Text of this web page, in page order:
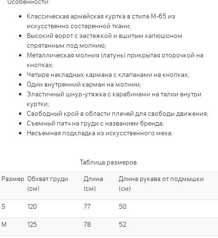
Классическая армейская куртка в стиле М-65 из
искусственно состаренной ткани;
Высокий ворот с застежкой и вшитым капюшоном
спрятанным под молнию;
Металлическая молния (латунь) прикрытая оторочкой на
кнопках;
Четыре накладных кармана с клапанами на кнопках;
Один внутренний карман на молнии;
Эластичный шнур-утяжка с карабинами на талии внутри
куртки;
Свободный крой в области плечей для свободы движения;
Съемный патч на груди с названием бренда;
Несъемная подкладка из искусственного меха.
Таблица размеров.
Размер Обхват груди
(см)
Длина
(см)
Длина рукава от подмышки
(см)
S 120 77 50
M 125 78 52